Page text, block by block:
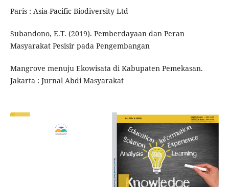
Paris : Asia-Pacific Biodiversity Ltd
Subandono, E.T. (2019). Pemberdayaan dan Peran
Masyarakat Pesisir pada Pengembangan
Mangrove menuju Ekowisata di Kabupaten Pemekasan.
Jakarta : Jurnal Abdi Masyarakat